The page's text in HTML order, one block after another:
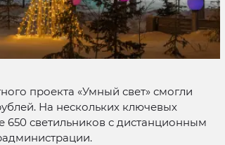
проекта «Умный свет» смогли
На нескольких ключевых
650 светильников с дистанционным